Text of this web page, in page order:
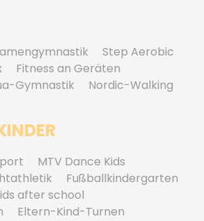
Step Aerobic
Fitness an Geräten
Gymnastik Nordic-Walking
MTV Dance Kids
Fußballkindergarten
after school
Eltern-Kind-Turnen